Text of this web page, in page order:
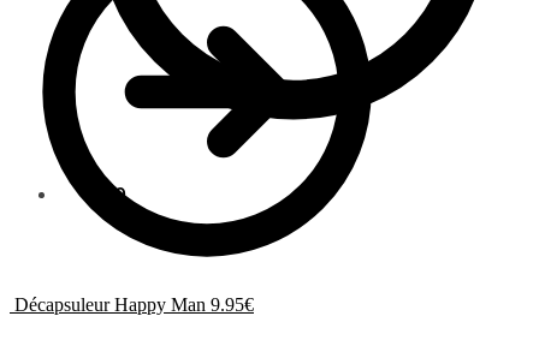
0.00 0
Décapsuleur Happy Man 9.95€